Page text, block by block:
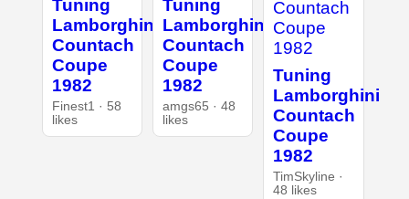
Tuning
Lamborghini
Countach
Coupe
1982
Finest1 · 58
likes
Tuning
Lamborghini
Countach
Coupe
1982
amgs65 · 48
likes
Tuning
Lamborghini
Countach
Coupe
1982
TimSkyline ·
48 likes